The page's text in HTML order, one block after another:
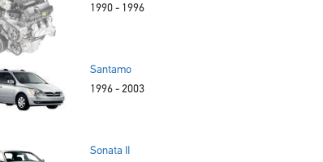
1990 - 1996
Santamo
1996 - 2003
Sonata II